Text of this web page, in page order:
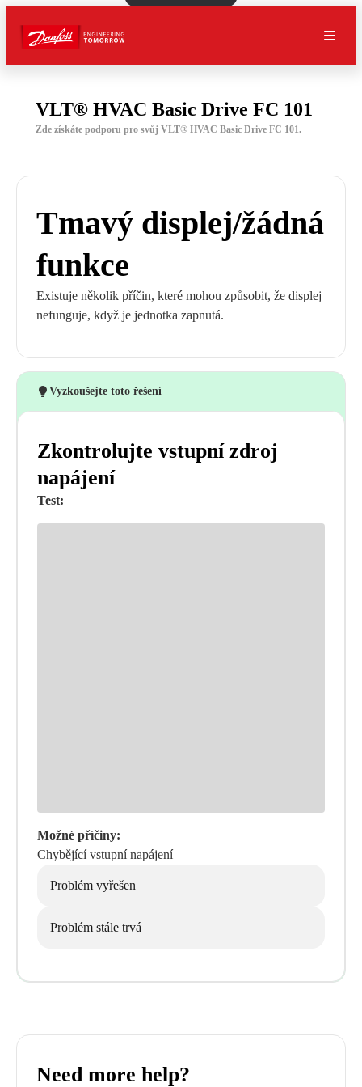
VLT® HVAC Basic Drive FC 101
Zde získáte podporu pro svůj VLT® HVAC Basic Drive FC 101.
Tmavý displej/žádná
funkce
Existuje několik příčin, které mohou způsobit, že displej
nefunguje, když je jednotka zapnutá.
Vyzkoušejte toto řešení
Zkontrolujte vstupní zdroj
napájení
Test:
Možné příčiny:
Chybějící vstupní napájení
Problém vyřešen
Problém stále trvá
Need more help?